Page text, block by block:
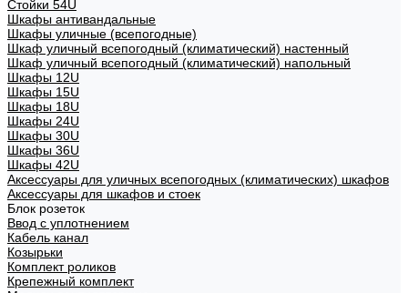
Стойки 54U
Шкафы антивандальные
Шкафы уличные (всепогодные)
Шкаф уличный всепогодный (климатический) настенный
Шкаф уличный всепогодный (климатический) напольный
Шкафы 12U
Шкафы 15U
Шкафы 18U
Шкафы 24U
Шкафы 30U
Шкафы 36U
Шкафы 42U
Аксессуары для уличных всепогодных (климатических) шкафов
Аксессуары для шкафов и стоек
Блок розеток
Ввод с уплотнением
Кабель канал
Козырьки
Комплект роликов
Крепежный комплект